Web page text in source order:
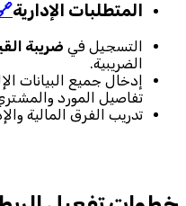
المتطلبات الإدارية
التسجيل في ضريبة
الضريبية.
إدخال جميع البيانات
تفاصيل المورد
تدريب الفرق المالية